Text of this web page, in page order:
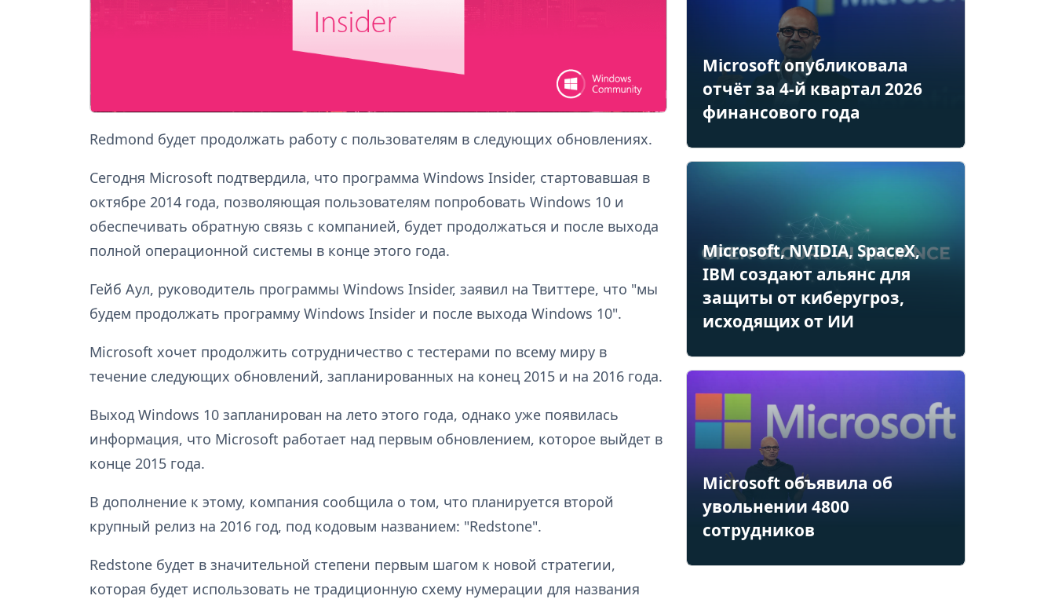
Redmond будет продолжать работу с пользователям в следующих обновлениях.
Сегодня Microsoft подтвердила, что программа Windows Insider, стартовавшая в
октябре 2014 года, позволяющая пользователям попробовать Windows 10 и
обеспечивать обратную связь с компанией, будет продолжаться и после выхода
полной операционной системы в конце этого года.
Гейб Аул, руководитель программы Windows Insider, заявил на Твиттере, что "мы
будем продолжать программу Windows Insider и после выхода Windows 10".
Microsoft хочет продолжить сотрудничество с тестерами по всему миру в
течение следующих обновлений, запланированных на конец 2015 и на 2016 года.
Выход Windows 10 запланирован на лето этого года, однако уже появилась
информация, что Microsoft работает над первым обновлением, которое выйдет в
конце 2015 года.
В дополнение к этому, компания сообщила о том, что планируется второй
крупный релиз на 2016 год, под кодовым названием: "Redstone".
Redstone будет в значительной степени первым шагом к новой стратегии,
которая будет использовать не традиционную схему нумерации для названия
Microsoft опубликовала
отчёт за 4-й квартал 2026
финансового года
Microsoft, NVIDIA, SpaceX,
IBM создают альянс для
защиты от киберугроз,
исходящих от ИИ
Microsoft объявила об
увольнении 4800
сотрудников